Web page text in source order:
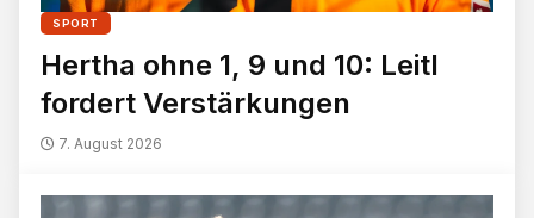
SPORT
Hertha ohne 1, 9 und 10: Leitl
fordert Verstärkungen
7. August 2026